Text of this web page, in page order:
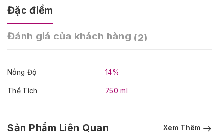
Đặc điểm
Đánh giá của khách hàng (2)
Nồng Độ 14%
Thể Tích 750 ml
Sản Phẩm Liên Quan Xem Thêm